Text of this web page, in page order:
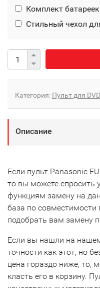
Комплект
Стильный чехол
Категория: Пульт для
Описание
Если пульт Panasonic
то вы можете спросить
функциям замену на
база по
подобрать вам замену
Если вы нашли на
точности как этот, но
цена гораздо ниже, то,
класть его в корзину.